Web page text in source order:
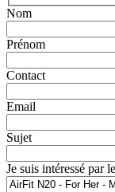
Nom
Prénom
Contact
Email
Sujet
Je suis intéressé par